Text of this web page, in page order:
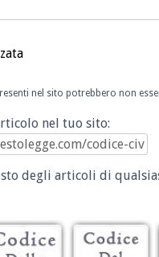
nel sito potrebbero non
nel tuo sito:
degli articoli di